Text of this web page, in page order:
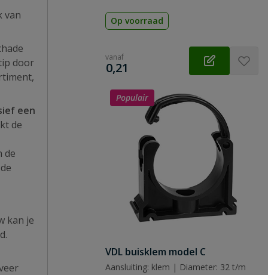
van
door
een
de
de
kan je
Op voorraad
vanaf
€
0,21
Populair
VDL buisklem model C
Aansluiting: klem | Diameter: 32 t/m